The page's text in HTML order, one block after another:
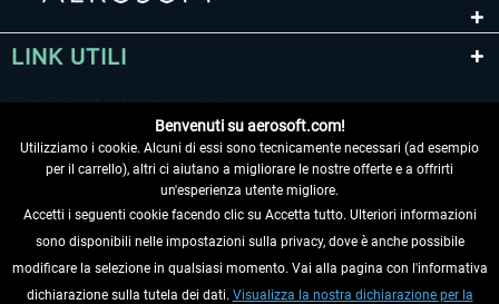
LINK UTILI
RECEDERE DAL CONTRATTO
Benvenuti su aerosoft.com!
Utilizziamo i cookie. Alcuni di essi sono tecnicamente necessari (ad esempio
per il carrello), altri ci aiutano a migliorare le nostre offerte e a offrirti
un'esperienza utente migliore.
Accetti i seguenti cookie facendo clic su Accetta tutto. Ulteriori informazioni
sono disponibili nelle impostazioni sulla privacy, dove è anche possibile
modificare la selezione in qualsiasi momento. Vai alla pagina con l'informativa
dichiarazione sulla tutela dei dati. Visualizza la nostra dichiarazione per la